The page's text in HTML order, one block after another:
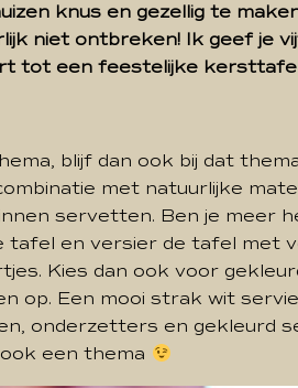
knus en gezellig te
niet ontbreken! Ik geef je
tot een feestelijke
blijf dan ook bij dat
met natuurlijke
servetten. Ben je meer
tafel en versier de tafel met
Kies dan ook voor
op. Een mooi strak wit
onderzetters en gekleurd
een thema